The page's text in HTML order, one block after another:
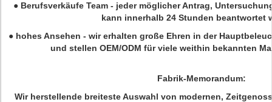
● Berufsverkäufe Team - jeder möglicher Antrag,
kann innerhalb 24 Stunden beantwortet
● hohes Ansehen - wir erhalten große Ehren in der
und stellen OEM/ODM für viele weithin bekannten
Fabrik-Memorandum:
Wir herstellende breiteste Auswahl von modernen,